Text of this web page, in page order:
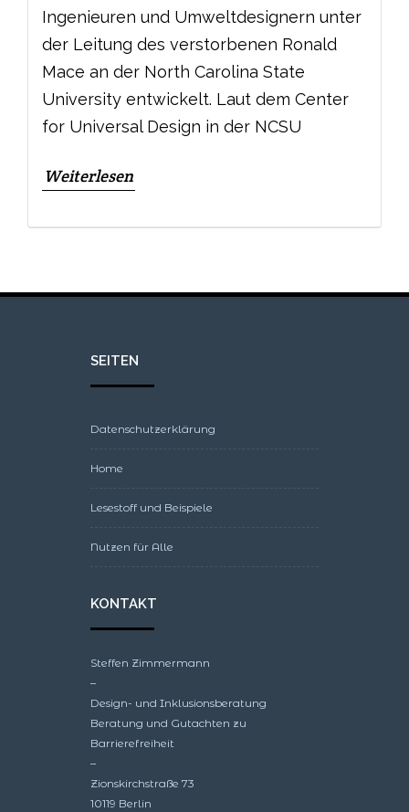
Ingenieuren und Umweltdesignern unter
der Leitung des verstorbenen Ronald
Mace an der North Carolina State
University entwickelt. Laut dem Center
for Universal Design in der NCSU
Weiterlesen
SEITEN
Datenschutzerklärung
Home
Lesestoff und Beispiele
Nutzen für Alle
KONTAKT
Steffen Zimmermann
–
Design- und Inklusionsberatung
Beratung und Gutachten zu
Barrierefreiheit
–
Zionskirchstraße 73
10119 Berlin